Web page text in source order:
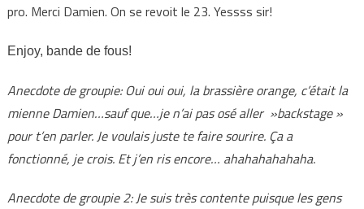
pro. Merci Damien. On se revoit le 23. Yessss sir!
Enjoy, bande de fous!
Anecdote de groupie: Oui oui oui, la brassière orange, c’était la
mienne Damien…sauf que…je n’ai pas osé aller »backstage »
pour t’en parler. Je voulais juste te faire sourire. Ça a
fonctionné, je crois. Et j’en ris encore… ahahahahahaha.
Anecdote de groupie 2: Je suis très contente puisque les gens